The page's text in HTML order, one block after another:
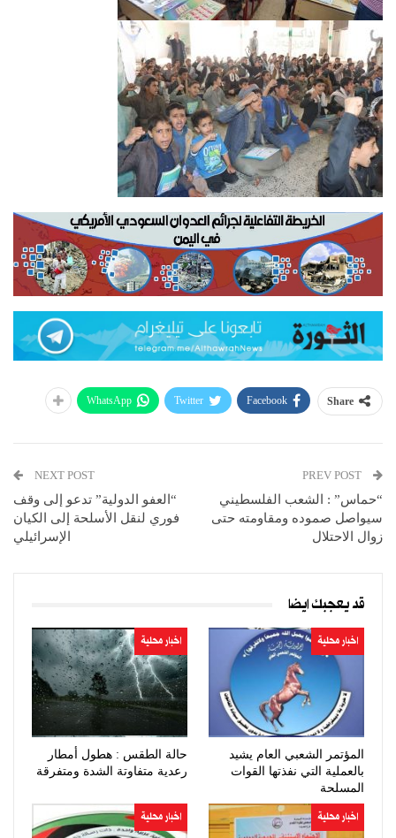
Share
Facebook
Twitter
WhatsApp
“حماس” : الشعب الفلسطيني
سيواصل صموده ومقاومته حتى
زوال الاحتلال
NEXT POST
“العفو الدولية” تدعو إلى وقف
فوري لنقل الأسلحة إلى الكيان
الإسرائيلي
قد يعجبك ايضا
اخبار محلية
المؤتمر الشعبي العام يشيد
بالعملية التي نفذتها القوات
المسلحة
اخبار محلية
حالة الطقس : هطول أمطار
رعدية متفاوتة الشدة ومتفرقة
اخبار محلية اخبار محلية